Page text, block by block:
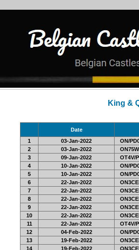
King &
Date
1
03-Jan-2022
ON/
2
03-Jan-2022
3
09-Jan-2022
OT4V/P
4
10-Jan-2022
ON/
5
10-Jan-2022
ON/
6
22-Jan-2022
7
22-Jan-2022
8
22-Jan-2022
9
22-Jan-2022
10
22-Jan-2022
11
22-Jan-2022
OT4V/P
12
04-Feb-2022
ON/
13
19-Feb-2022
14
19-Feb-2022